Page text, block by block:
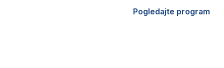
Pogledajte program